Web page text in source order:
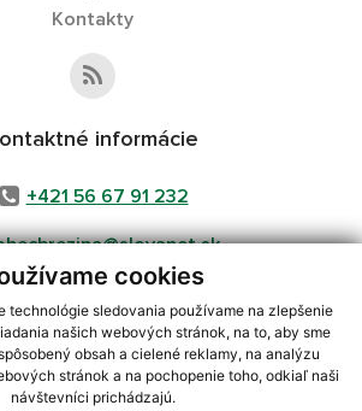
cookies
technológie sledovania používame na zlepšenie
našich webových stránok, na to, aby sme
obsah a cielené reklamy, na analýzu
stránok a na pochopenie toho, odkiaľ naši
návštevníci prichádzajú.
Kontakty
informácie
+421 56 67 91 232
aktuálnych informácií s využitím RSS
systém ECHELON 2,Mapa stránok,web portál
s.r.o.,domény,registrácia domény